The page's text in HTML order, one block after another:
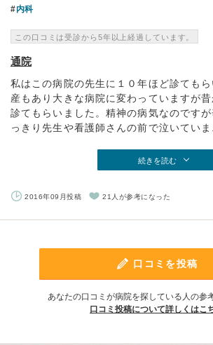
内科
この口コミは受診から5年以上経過しています。
通院
私はこの病院の先生に１０年ほど診ても
産もあり大きな病院に変わっていますが
診てもらいました。精神の病気なのです
っきり先生や看護師さんの前で泣いていま
続きを読む
2016年09月投稿 21人が参考になった
口コミを投稿
あなたの口コミが病院を探している人の参
口コミ投稿について詳しくはこ